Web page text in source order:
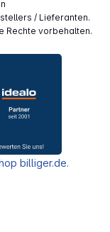
/ Lieferanten.
Rechte vorbehalten.